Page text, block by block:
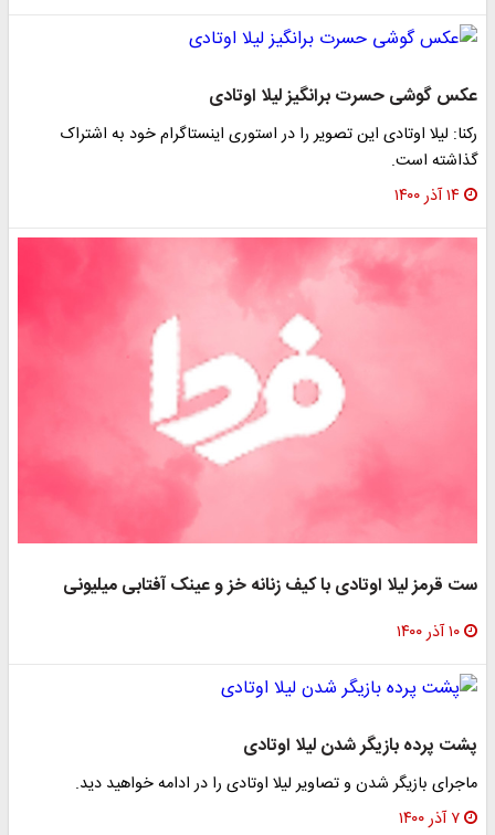
عکس گوشی حسرت برانگیز لیلا اوتادی
رکنا: لیلا اوتادی این تصویر را در استوری اینستاگرام خود به اشتراک
گذاشته است.
۱۴ آذر ۱۴۰۰
ست قرمز لیلا اوتادی با کیف زنانه خز و عینک آفتابی میلیونی
۱۰ آذر ۱۴۰۰
پشت پرده بازیگر شدن لیلا اوتادی
ماجرای بازیگر شدن و تصاویر لیلا اوتادی را در ادامه خواهید دید.
۷ آذر ۱۴۰۰